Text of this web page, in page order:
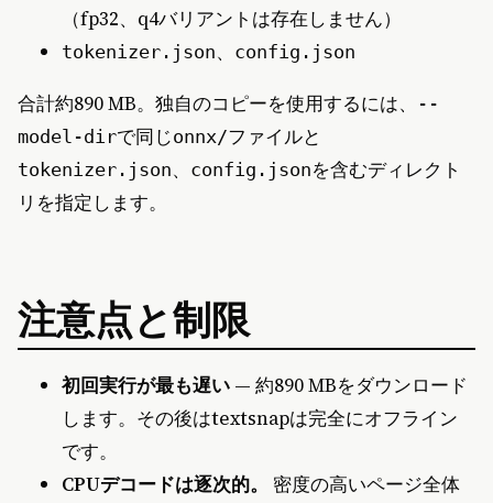
（fp32、q4バリアントは存在しません）
tokenizer.json、 config.json
合計約890 MB。独自のコピーを使用するには、
--
model-dirで同じonnx/ファイルと
tokenizer.json、 config.jsonを含むディレクト
リを指定します。
注意点と制限
初回実行が最も遅い — 約890 MBをダウンロード
します。その後はtextsnapは完全にオフライン
です。
CPUデコードは逐次的。
密度の高いページ全体